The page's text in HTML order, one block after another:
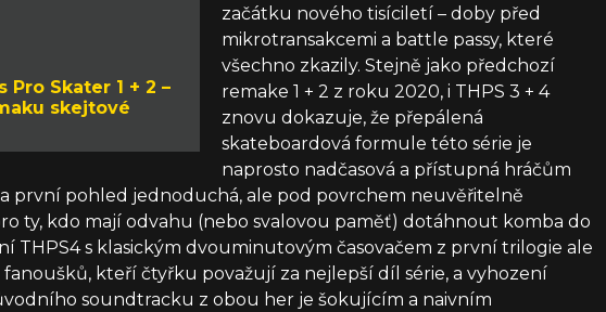
Pro Skater 1 + 2 –
skejtové
začátku nového tisíciletí – doby před
mikrotransakcemi a battle passy, které
všechno zkazily. Stejně jako předchozí
remake 1 + 2 z roku 2020, i THPS 3 + 4
znovu dokazuje, že přepálená
skateboardová formule této série je
naprosto nadčasová a přístupná hráčům
první pohled jednoduchá, ale pod povrchem neuvěřitelně
ty, kdo mají odvahu (nebo svalovou paměť) dotáhnout komba do
THPS4 s klasickým dvouminutovým časovačem z první trilogie ale
fanoušků, kteří čtyřku považují za nejlepší díl série, a vyhození
soundtracku z obou her je šokujícím a naivním